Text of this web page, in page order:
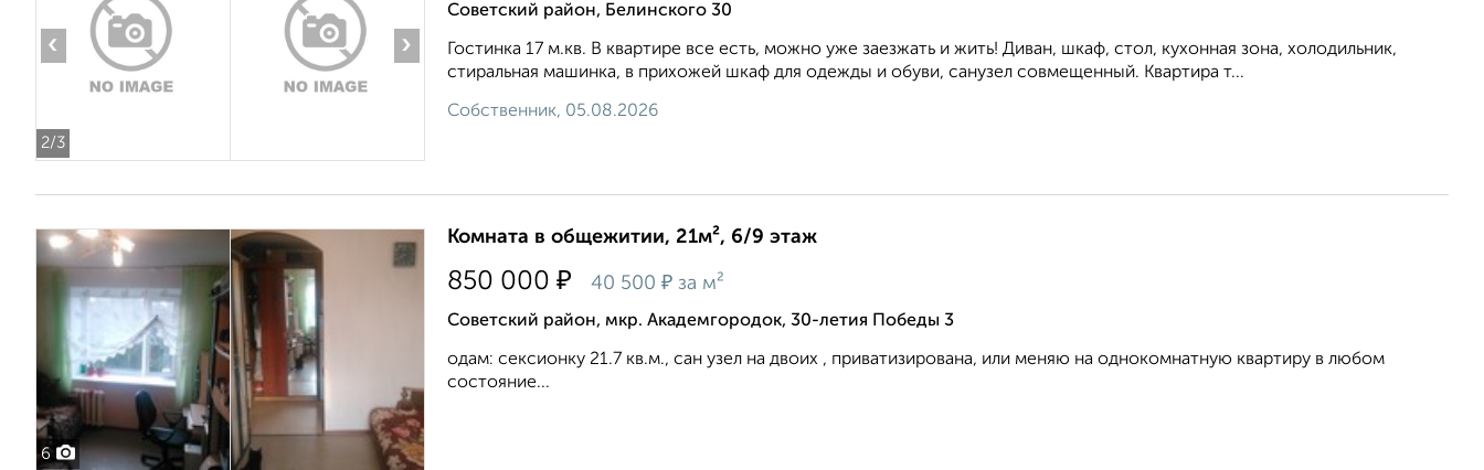
2/3
‹ ›
Советский район, Белинского 30
Гостинка 17 м.кв. В квартире все есть, можно уже заезжать и жить! Диван, шкаф, стол, кухонная зона, холодильник,
стиральная машинка, в прихожей шкаф для одежды и обуви, санузел совмещенный. Квартира т...
Собственник, 05.08.2026
6
Комната в общежитии, 21м², 6/9 этаж
850 000 ₽ 40 500 ₽ за м²
Советский район, мкр. Академгородок, 30-летия Победы 3
одам: сексионку 21.7 кв.м., сан узел на двоих , приватизирована, или меняю на однокомнатную квартиру в любом
состояние...